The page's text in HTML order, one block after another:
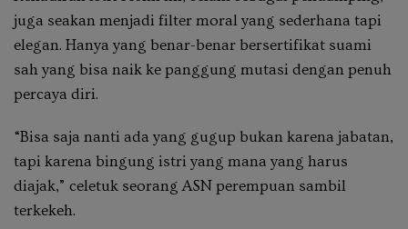
juga seakan menjadi filter moral yang sederhana tapi
elegan. Hanya yang benar-benar bersertifikat suami
sah yang bisa naik ke panggung mutasi dengan penuh
percaya diri.
“Bisa saja nanti ada yang gugup bukan karena jabatan,
tapi karena bingung istri yang mana yang harus
diajak,” celetuk seorang ASN perempuan sambil
terkekeh.